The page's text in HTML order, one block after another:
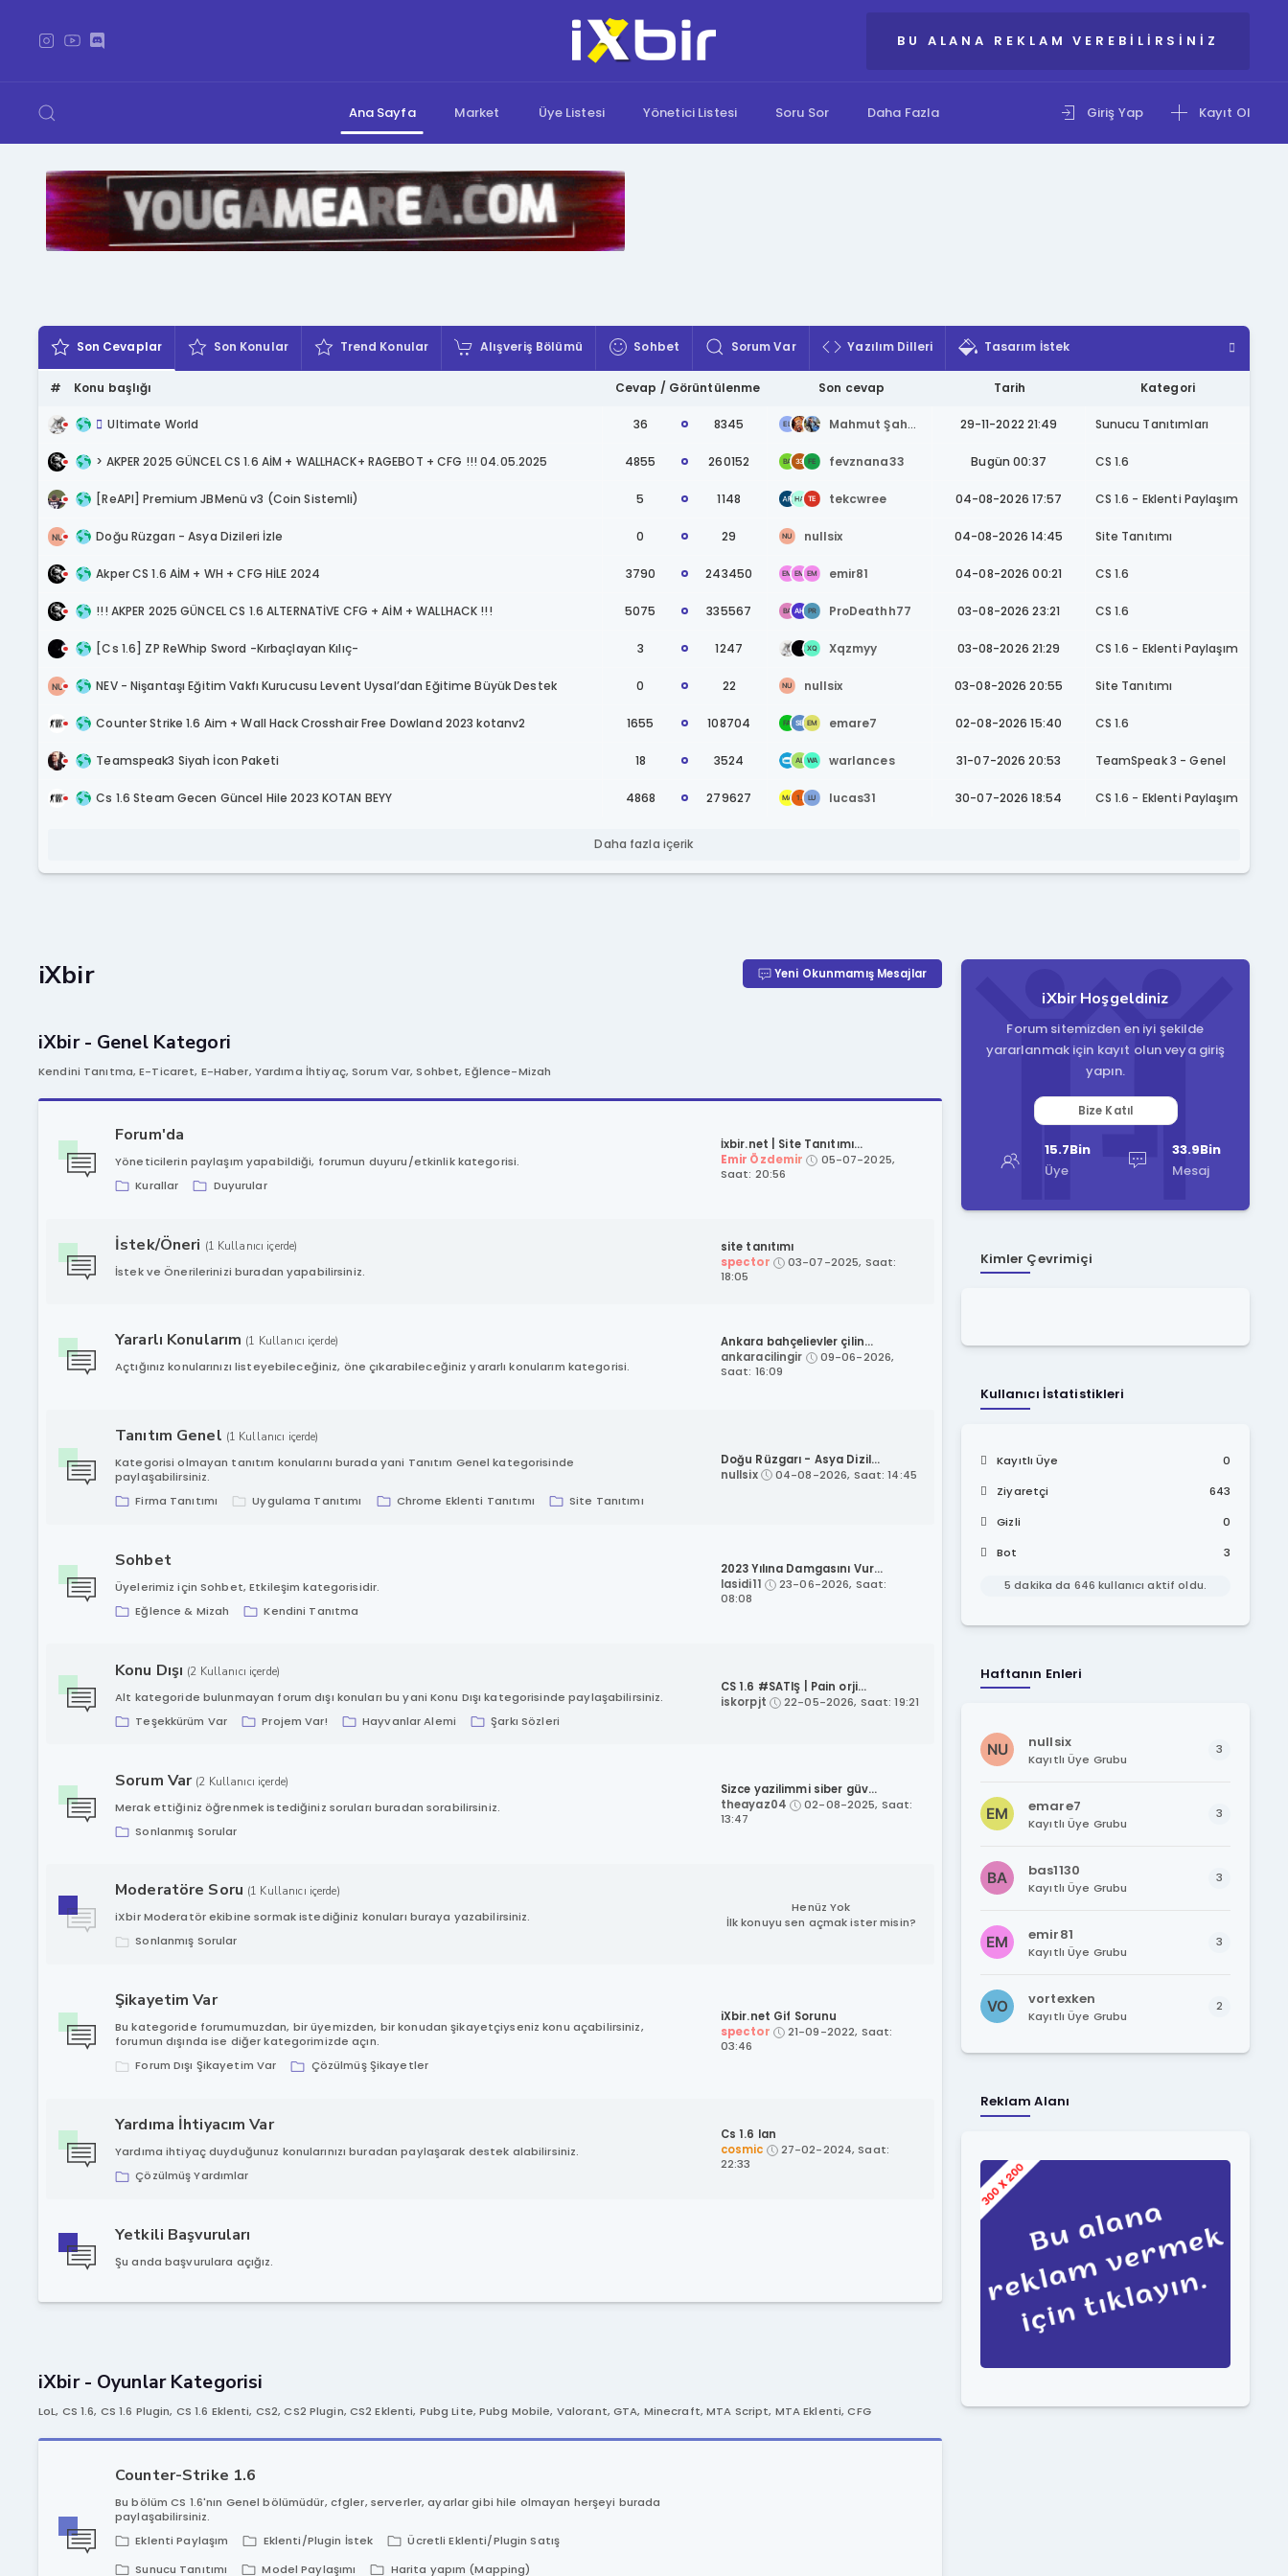
BU ALANA REKLAM VEREBILIRSINIZ
Ana Sayfa Market Üye Listesi Yönetici Listesi Soru Sor Daha Fazla Giriş Yap Kayıt Ol
Son Cevaplar Son Konular Trend Konular Alışveriş Bölümü Sohbet Sorum Var Yazılım Dilleri Tasarım İstek
# Konu başlığı Cevap / Görüntülenme Son cevap Tarih Kategori
Ultimate World 36 8345 Mahmut Şahan 29-11-2022 21:49 Sunucu Tanıtımları
> AKPER 2025 GÜNCEL CS 1.6 AİM + WALLHACK+ RAGEBOT + CFG !!! 04.05.2025 4855 260152 fevznana33 Bugün 00:37 CS 1.6
[ReAPI] Premium JBMenü v3 (Coin Sistemli) 5 1148 tekcwree 04-08-2026 17:57 CS 1.6 - Eklenti Paylaşım
Doğu Rüzgarı - Asya Dizileri İzle 0 29 nullsix 04-08-2026 14:45 Site Tanıtımı
Akper CS 1.6 AİM + WH + CFG HİLE 2024 3790 243450 emir81 04-08-2026 00:21 CS 1.6
!!! AKPER 2025 GÜNCEL CS 1.6 ALTERNATİVE CFG + AİM + WALLHACK !!! 5075 335567 ProDeathh77 03-08-2026 23:21 CS 1.6
[Cs 1.6] ZP ReWhip Sword -Kırbaçlayan Kılıç- 3 1247 Xqzmyy 03-08-2026 21:29 CS 1.6 - Eklenti Paylaşım
NEV - Nişantaşı Eğitim Vakfı Kurucusu Levent Uysal’dan Eğitime Büyük Destek 0 22 nullsix 03-08-2026 20:55 Site Tanıtımı
Counter Strike 1.6 Aim + Wall Hack Crosshair Free Dowland 2023 kotanv2 1655 108704 emare7 02-08-2026 15:40 CS 1.6
Teamspeak3 Siyah İcon Paketi 18 3524 warlances 31-07-2026 20:53 TeamSpeak 3 - Genel
Cs 1.6 Steam Gecen Güncel Hile 2023 KOTAN BEYY 4868 279627 lucas31 30-07-2026 18:54 CS 1.6 - Eklenti Paylaşım
Daha fazla içerik
iXbir Yeni Okunmamış Mesajlar
iXbir - Genel Kategori
Kendini Tanıtma, E-Ticaret, E-Haber, Yardıma İhtiyaç, Sorum Var, Sohbet, Eğlence-Mizah
Forum'da
Yöneticilerin paylaşım yapabildiği, forumun duyuru/etkinlik kategorisi.
Kurallar
Duyurular
İxbir.net | Site Tanıtımı...
Emir Özdemir
05-07-2025,
Saat: 20:56
İstek/Öneri (1 Kullanıcı içerde)
İstek ve Önerilerinizi buradan yapabilirsiniz.
site tanıtımı
spector
03-07-2025, Saat:
18:05
Yararlı Konularım (1 Kullanıcı içerde)
Açtığınız konularınızı listeyebileceğiniz, öne çıkarabileceğiniz yararlı konularım kategorisi.
Ankara bahçelievler çilin...
ankaracilingir
09-06-2026,
Saat: 16:09
Tanıtım Genel (1 Kullanıcı içerde)
Kategorisi olmayan tanıtım konularını burada yani Tanıtım Genel kategorisinde
paylaşabilirsiniz.
Firma Tanıtımı
Uygulama Tanıtımı Chrome Eklenti Tanıtımı Site Tanıtımı
Doğu Rüzgarı - Asya Dizil...
nullsix
04-08-2026, Saat: 14:45
Sohbet
Üyelerimiz için Sohbet, Etkileşim kategorisidir.
Eğlence & Mizah
Kendini Tanıtma
2023 Yılına Damgasını Vur...
lasidi11
23-06-2026, Saat:
08:08
Konu Dışı (2 Kullanıcı içerde)
Alt kategoride bulunmayan forum dışı konuları bu yani Konu Dışı kategorisinde paylaşabilirsiniz.
Teşekkürüm Var
Projem Var! Hayvanlar Alemi Şarkı Sözleri
CS 1.6 #SATIŞ | Pain orji...
iskorpjt
22-05-2026, Saat: 19:21
Sorum Var (2 Kullanıcı içerde)
Merak ettiğiniz öğrenmek istediğiniz soruları buradan sorabilirsiniz.
Sonlanmış Sorular
Sizce yazilimmi siber güv...
theayaz04
02-08-2025, Saat:
13:47
Moderatöre Soru (1 Kullanıcı içerde)
iXbir Moderatör ekibine sormak istediğiniz konuları buraya yazabilirsiniz.
Sonlanmış Sorular
Henüz Yok
İlk konuyu sen açmak ister misin?
Şikayetim Var
Bu kategoride forumumuzdan, bir üyemizden, bir konudan şikayetçiyseniz konu açabilirsiniz,
forumun dışında ise diğer kategorimizde açın.
Forum Dışı Şikayetim Var
Çözülmüş Şikayetler
iXbir.net Gif Sorunu
spector
21-09-2022, Saat:
03:46
Yardıma İhtiyacım Var
Yardıma ihtiyaç duyduğunuz konularınızı buradan paylaşarak destek alabilirsiniz.
Çözülmüş Yardımlar
Cs 1.6 lan
cosmic
27-02-2024, Saat:
22:33
Yetkili Başvuruları
Şu anda başvurulara açığız.
iXbir - Oyunlar Kategorisi
LoL, CS 1.6, CS 1.6 Plugin, CS 1.6 Eklenti, CS2, CS2 Plugin, CS2 Eklenti, Pubg Lite, Pubg Mobile, Valorant, GTA, Minecraft, MTA Script, MTA Eklenti, CFG
Counter-Strike 1.6
Bu bölüm CS 1.6'nın Genel bölümüdür, cfgler, serverler, ayarlar gibi hile olmayan herşeyi burada
paylaşabilirsiniz.
Eklenti Paylaşım
Eklenti/Plugin İstek
Ücretli Eklenti/Plugin Satış
Sunucu Tanıtımı
Model Paylaşımı
Harita yapım (Mapping)
iXbir Hoşgeldiniz
Forum sitemizden en iyi şekilde
yararlanmak için kayıt olun veya giriş
yapın.
Bize Katıl
15.7Bin
Üye
33.9Bin
Mesaj
Kimler Çevrimiçi
Kullanıcı İstatistikleri
Kayıtlı Üye
0
Ziyaretçi
643
Gizli
0
Bot
3
5 dakika da 646 kullanıcı aktif oldu.
Haftanın Enleri
nullsix
Kayıtlı Üye Grubu
3
emare7
Kayıtlı Üye Grubu
3
bas1130
Kayıtlı Üye Grubu
3
emir81
Kayıtlı Üye Grubu
3
vortexken
Kayıtlı Üye Grubu
2
Reklam Alanı